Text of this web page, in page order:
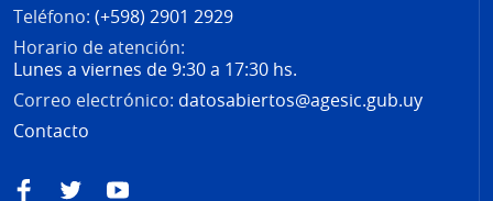
Teléfono: (+598) 2901 2929
Horario de atención:
Lunes a viernes de 9:30 a 17:30 hs.
Correo electrónico: datosabiertos@agesic.gub.uy
Contacto
FacebookTwitterYouTube